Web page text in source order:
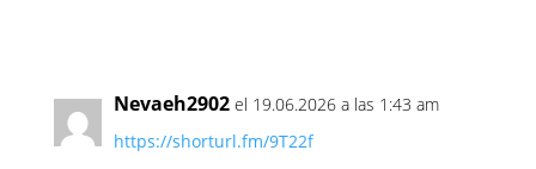
Nevaeh2902 el 19.06.2026 a las 1:43 am
https://shorturl.fm/9T22f